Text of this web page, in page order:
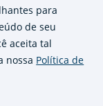
para
de seu
aceita tal
nossa Política de